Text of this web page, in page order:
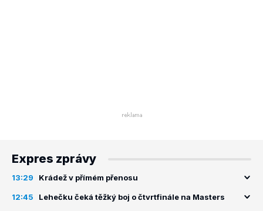
Expres zprávy
13:29 Krádež v přímém přenosu
12:45 Lehečku čeká těžký boj o čtvrtfinále na Masters